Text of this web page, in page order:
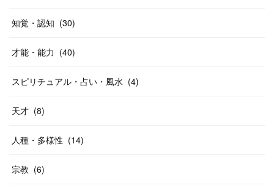
知覚・認知 (30)
才能・能力 (40)
スピリチュアル・占い・風水 (4)
天才 (8)
人種・多様性 (14)
宗教 (6)